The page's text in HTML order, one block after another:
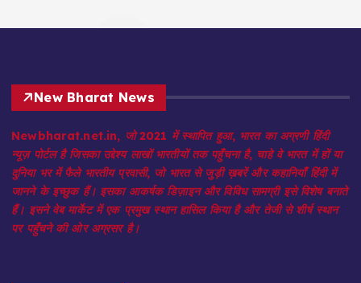
New Bharat News
Newbharat.net.in, जो 2021 में स्थापित हुआ, भारत का अग्रणी हिंदी
न्यूज़ पोर्टल है जिसका उद्देश्य लाखों भारतीयों तक पहुँचना है, चाहे वे भारत में हों या
दुनिया भर में फैले भारतीय प्रवासी, जो भारत से जुड़ी ख़बरें और कहानियाँ हिंदी में
जानने के इच्छुक हैं। इसका आकर्षक डिज़ाइन और विविध सामग्री इसे विशेष बनाते
हैं। इसने वेब मार्केट में एक प्रमुख स्थान हासिल किया है और तेजी से शीर्ष स्थान